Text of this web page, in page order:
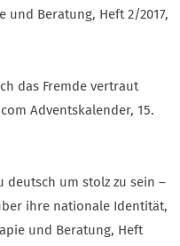
und Beratung, Heft 2/2017,
das Fremde vertraut
Adventskalender, 15.
deutsch um stolz zu sein –
ihre nationale Identität,
und Beratung, Heft